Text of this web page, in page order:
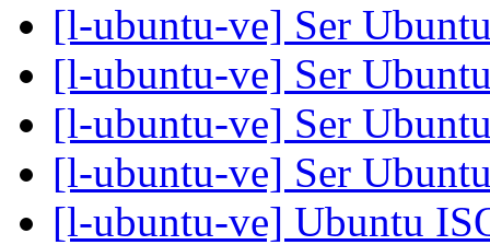
[l-ubuntu-ve] Ser
[l-ubuntu-ve] Ser
[l-ubuntu-ve] Ser
[l-ubuntu-ve] Ser
[l-ubuntu-ve] Ubuntu